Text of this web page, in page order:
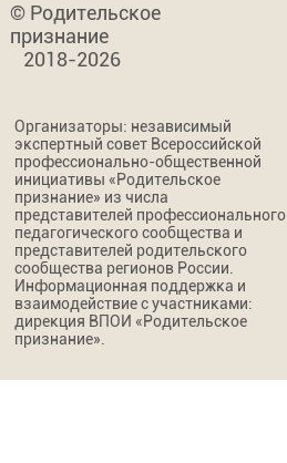
© Родительское
признание
2018-2026
Организаторы: независимый
экспертный совет Всероссийской
профессионально-общественной
инициативы «Родительское
признание» из числа
представителей профессионального
педагогического сообщества и
представителей родительского
сообщества регионов России.
Информационная поддержка и
взаимодействие с участниками:
дирекция ВПОИ «Родительское
признание».